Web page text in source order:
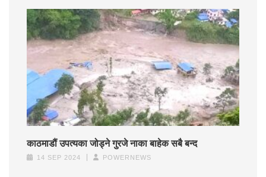
काठमाडौं उपत्यका जोड्ने गुरजे नाका बाहेक सबै बन्द
14 SEP 2024 POWERNEWS